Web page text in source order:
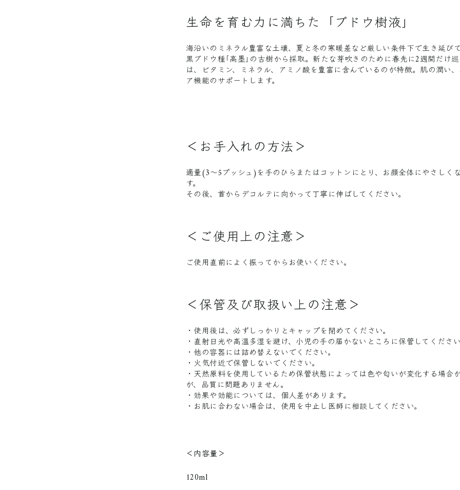
生命を育む力に満ちた「ブドウ樹液」
海沿いのミネラル豊富な土壌、夏と冬の寒暖差など厳しい条件下で生き延び
黒ブドウ種｢高墨｣の古樹から採取。新たな芽吹きのために春先に2週間だけ
は、ビタミン、ミネラル、アミノ酸を豊富に含んでいるのが特徴。肌の潤い
ア機能のサポートします。
＜お手入れの方法＞
適量(3〜5プッシュ)を手のひらまたはコットンにとり、お顔全体にやさしく
す。
その後、首からデコルテに向かって丁寧に伸ばしてください。
＜ご使用上の注意＞
ご使用直前によく振ってからお使いください。
＜保管及び取扱い上の注意＞
・使用後は、必ずしっかりとキャップを閉めてください。
・直射日光や高温多湿を避け、小児の手の届かないところに保管してください
・他の容器には詰め替えないでください。
・火気付近で保管しないでください。
・天然原料を使用しているため保管状態によっては色や匂いが変化する場合
が、品質に問題ありません。
・効果や効能については、個人差があります。
・お肌に合わない場合は、使用を中止し医師に相談してください。
＜内容量＞
120ml